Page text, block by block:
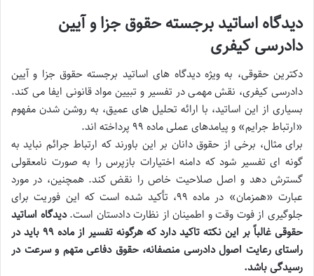
دیدگاه اساتید برجسته حقوق جزا و آیین
دادرسی کیفری
دکترین حقوقی، به ویژه دیدگاه های اساتید برجسته حقوق جزا و آیین
دادرسی کیفری، نقش مهمی در تفسیر و تبیین مواد قانونی ایفا می کند.
بسیاری از این اساتید، با ارائه تحلیل های عمیق، به روشن شدن مفهوم
«ارتباط جرایم» و پیامدهای عملی ماده ۹۹ پرداخته اند.
برای مثال، برخی از حقوق دانان بر این باورند که ارتباط جرائم نباید به
گونه ای تفسیر شود که دامنه اختیارات بازپرس را به صورت نامعقولی
گسترش دهد و اصل صلاحیت خاص را نقض کند. همچنین، در مورد
عبارت «همزمان» در ماده ۹۹، تأکید شده است که این فوریت برای
جلوگیری از فوت وقت و اطمینان از نظارت دادستان است.دیدگاه اساتید
حقوقی غالباً بر این نکته تاکید دارد که هرگونه تفسیر از ماده ۹۹ باید در
راستای رعایت اصول دادرسی منصفانه، حقوق دفاعی متهم و سرعت در
رسیدگی باشد.